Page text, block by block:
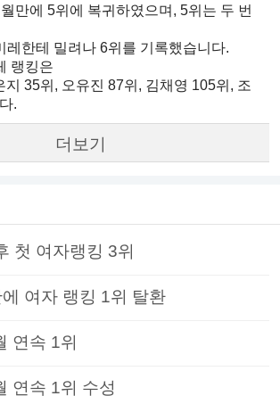
만에 5위에 복귀하였으며, 5위는 두 번
레한테 밀려나 6위를 기록했습니다.
랭킹은
지 35위, 오유진 87위, 김채영 105위, 조
.
더보기
첫 여자랭킹 3위
여자 랭킹 1위 탈환
연속 1위
연속 1위 수성